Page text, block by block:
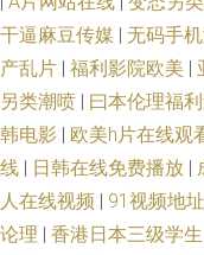
干逼麻豆传媒 | 无码手
产乱片 | 福利影院欧美 |
另类潮喷 | 曰本伦理福
韩电影 | 欧美h片在线观
线 | 日韩在线免费播放 |
人在线视频 | 91视频地址
论理 | 香港日本三级学生